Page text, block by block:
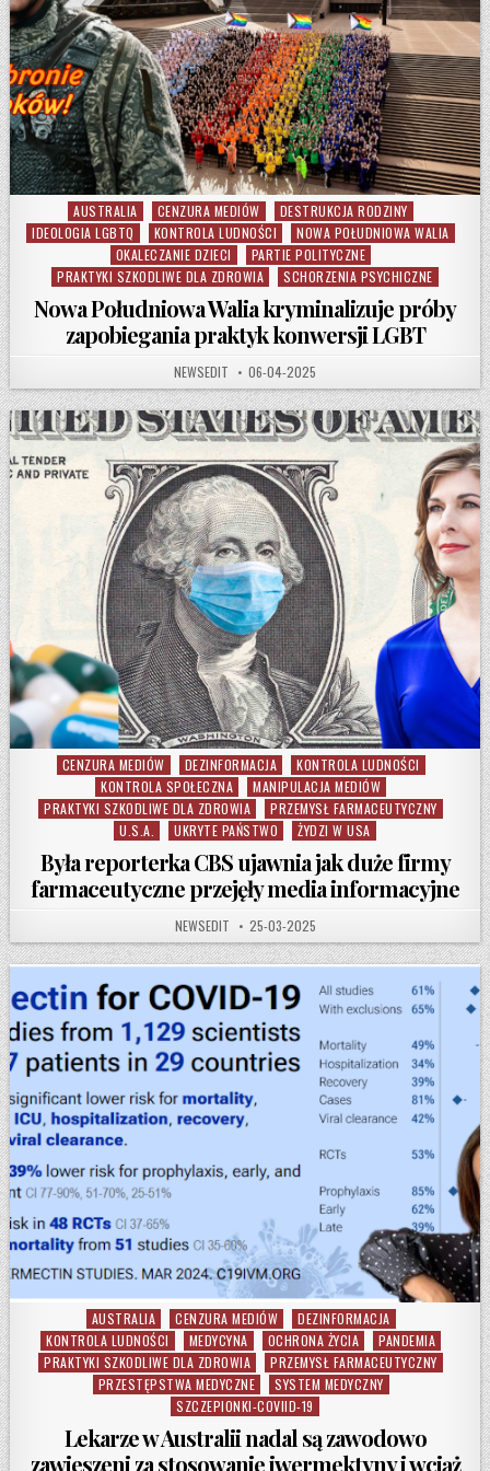
Posted in
AUSTRALIA CENZURA MEDIÓW
DESTRUKCJA RODZINY
IDEOLOGIA LGBTQ
KONTROLA LUDNOŚCI
NOWA POŁUDNIOWA WALIA
OKALECZANIE DZIECI
PARTIE POLITYCZNE
PRAKTYKI SZKODLIWE DLA ZDROWIA
SCHORZENIA PSYCHICZNE
Nowa Południowa Walia kryminalizuje próby
zapobiegania praktyk konwersji LGBT
AUTHOR:
NEWSEDIT PUBLISHED DATE:
06-04-2025
Posted in
CENZURA MEDIÓW DEZINFORMACJA
KONTROLA LUDNOŚCI
KONTROLA SPOŁECZNA
MANIPULACJA MEDIÓW
PRAKTYKI SZKODLIWE DLA ZDROWIA
PRZEMYSŁ FARMACEUTYCZNY
U.S.A.
UKRYTE PAŃSTWO ŻYDZI W USA
Była reporterka CBS ujawnia jak duże firmy
farmaceutyczne przejęły media informacyjne
AUTHOR:
NEWSEDIT PUBLISHED DATE:
25-03-2025
Posted in
AUSTRALIA CENZURA MEDIÓW
DEZINFORMACJA
KONTROLA LUDNOŚCI
MEDYCYNA OCHRONA ŻYCIA
PANDEMIA
PRAKTYKI SZKODLIWE DLA ZDROWIA
PRZEMYSŁ FARMACEUTYCZNY
PRZESTĘPSTWA MEDYCZNE
SYSTEM MEDYCZNY
SZCZEPIONKI-COVIID-19
Lekarze w Australii nadal są zawodowo
zawieszeni za stosowanie iwermektyny i wciąż